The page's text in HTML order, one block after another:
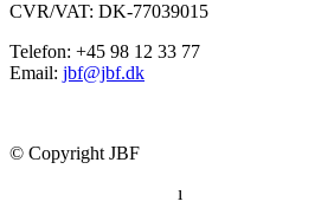
CVR/VAT: DK-77039015
Telefon: +45 98 12 33 77
Email: jbf@jbf.dk
© Copyright JBF
ı